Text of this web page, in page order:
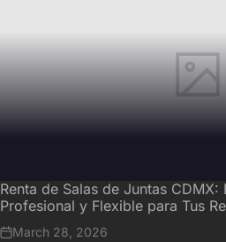
Renta de Salas de Juntas
Profesional y Flexible para Tus
March 28, 2026